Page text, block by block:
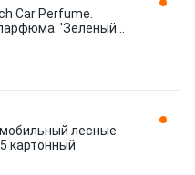
Сar Perfume.
'Зеленый
лесные
картонный